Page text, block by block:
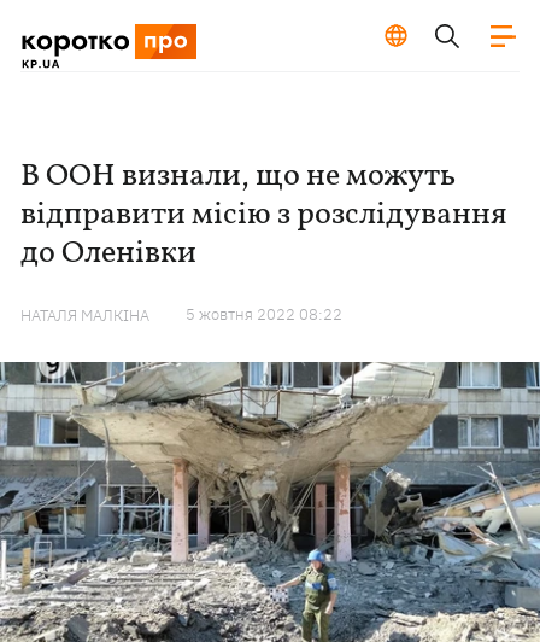
В ООН визнали, що не можуть
відправити місію з розслідування
до Оленівки
НАТАЛЯ МАЛКІНА 5 жовтня 2022 08:22